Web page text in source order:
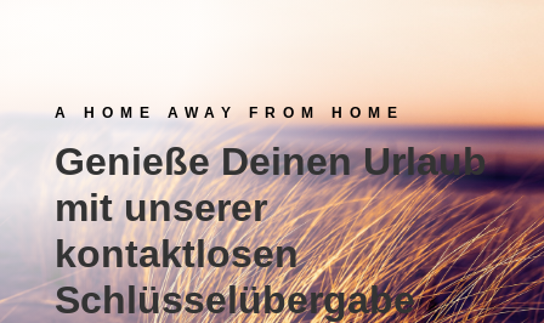
A HOME AWAY FROM HOME
Genieße Deinen Urlaub
mit unserer
kontaktlosen
Schlüsselübergabe